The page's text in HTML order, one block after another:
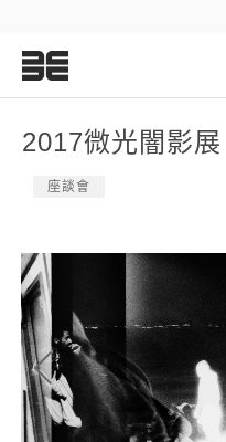
2017微光闇影
座談會